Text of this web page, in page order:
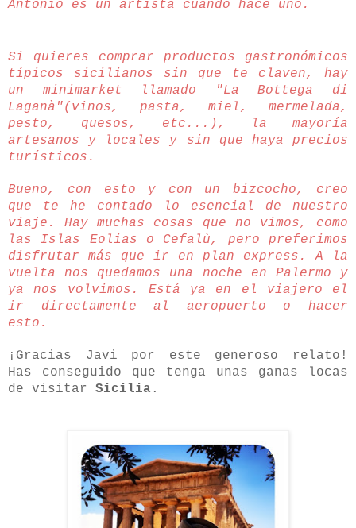
Antonio es un artista cuando hace uno.
Si quieres comprar productos gastronómicos
típicos sicilianos sin que te claven, hay
un minimarket llamado "La Bottega di
Laganà"(vinos, pasta, miel, mermelada,
pesto, quesos, etc...), la mayoría
artesanos y locales y sin que haya precios
turísticos.
Bueno, con esto y con un bizcocho, creo
que te he contado lo esencial de nuestro
viaje. Hay muchas cosas que no vimos, como
las Islas Eolias o Cefalù, pero preferimos
disfrutar más que ir en plan express. A la
vuelta nos quedamos una noche en Palermo y
ya nos volvimos. Está ya en el viajero el
ir directamente al aeropuerto o hacer
esto.
¡Gracias Javi por este generoso relato!
Has conseguido que tenga unas ganas locas
de visitar Sicilia .